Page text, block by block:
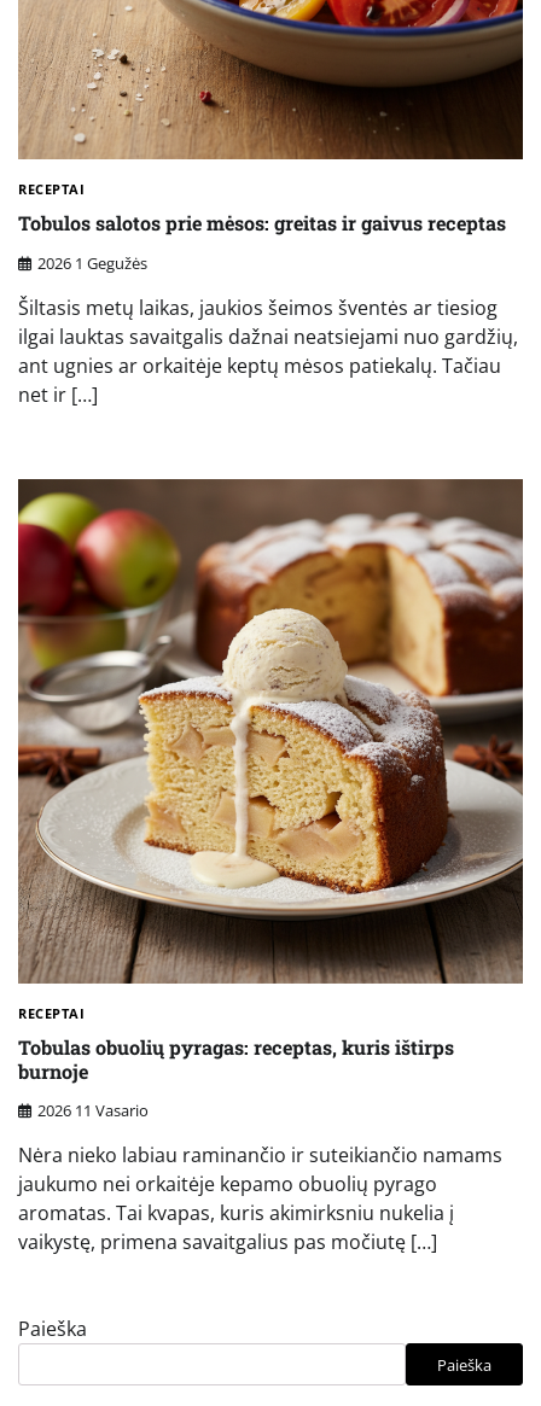
RECEPTAI
Tobulos salotos prie mėsos: greitas ir gaivus receptas
2026 1 Gegužės
Šiltasis metų laikas, jaukios šeimos šventės ar tiesiog
ilgai lauktas savaitgalis dažnai neatsiejami nuo gardžių,
ant ugnies ar orkaitėje keptų mėsos patiekalų. Tačiau
net ir […]
RECEPTAI
Tobulas obuolių pyragas: receptas, kuris ištirps
burnoje
2026 11 Vasario
Nėra nieko labiau raminančio ir suteikiančio namams
jaukumo nei orkaitėje kepamo obuolių pyrago
aromatas. Tai kvapas, kuris akimirksniu nukelia į
vaikystę, primena savaitgalius pas močiutę […]
Paieška
Paieška